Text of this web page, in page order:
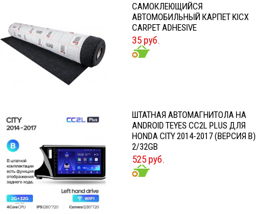
CАМОКЛЕЮЩИЙСЯ
АВТОМОБИЛЬНЫЙ КАРПЕТ KICX
CARPET ADHESIVE
35 руб.
ШТАТНАЯ АВТОМАГНИТОЛА НА
ANDROID TEYES CC2L PLUS ДЛЯ
HONDA CITY 2014-2017 (ВЕРСИЯ B)
2/32GB
525 руб.